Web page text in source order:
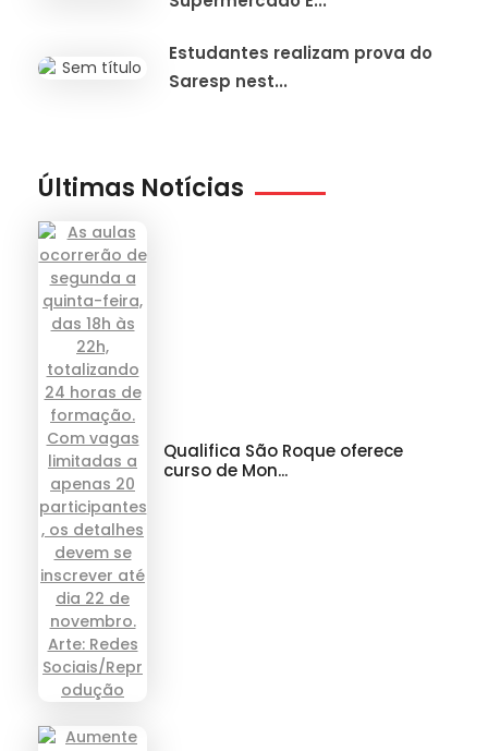
Estudantes realizam prova do
Saresp nest...
Últimas Notícias
Qualifica São Roque oferece
curso de Mon...